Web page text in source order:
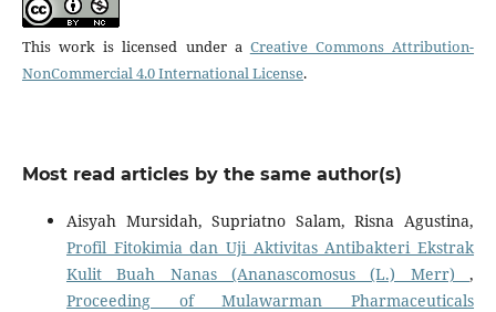
This work is licensed under a Creative Commons Attribution-
NonCommercial 4.0 International License.
Most read articles by the same author(s)
Aisyah Mursidah, Supriatno Salam, Risna Agustina,
Profil Fitokimia dan Uji Aktivitas Antibakteri Ekstrak
Kulit Buah Nanas (Ananascomosus (L.) Merr),
Proceeding of Mulawarman Pharmaceuticals